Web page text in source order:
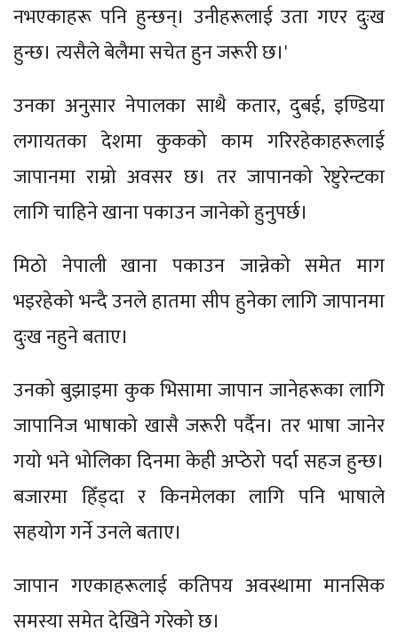
नभएकाहरू पनि हुन्छन्। उनीहरूलाई उता गएर दुःख
हुन्छ। त्यसैले बेलैमा सचेत हुन जरूरी छ।'
उनका अनुसार नेपालका साथै कतार, दुबई, इण्डिया
लगायतका देशमा कुकको काम गरिरहेकाहरूलाई
जापानमा राम्रो अवसर छ। तर जापानको रेष्टुरेन्टका
लागि चाहिने खाना पकाउन जानेको हुनुपर्छ।
मिठो नेपाली खाना पकाउन जान्नेको समेत माग
भइरहेको भन्दै उनले हातमा सीप हुनेका लागि जापानमा
दुःख नहुने बताए।
उनको बुझाइमा कुक भिसामा जापान जानेहरूका लागि
जापानिज भाषाको खासै जरूरी पर्दैन। तर भाषा जानेर
गयो भने भोलिका दिनमा केही अप्ठेरो पर्दा सहज हुन्छ।
बजारमा हिँड्दा र किनमेलका लागि पनि भाषाले
सहयोग गर्ने उनले बताए।
जापान गएकाहरूलाई कतिपय अवस्थामा मानसिक
समस्या समेत देखिने गरेको छ।